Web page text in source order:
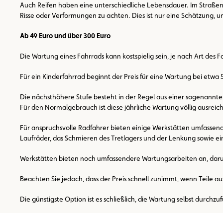
Auch Reifen haben eine unterschiedliche Lebensdauer. Im
Risse oder Verformungen zu achten. Dies ist nur eine
Ab 49 Euro und über 300 Euro
Die Wartung eines Fahrrads kann kostspielig sein, je nach Art des
Für ein Kinderfahrrad beginnt der Preis für eine Wartung bei
Die nächsthöhere Stufe besteht in der Regel aus einer
Für den Normalgebrauch ist diese jährliche Wartung völlig
Für anspruchsvolle Radfahrer bieten einige Werkstätten
Laufräder, das Schmieren des Tretlagers und der Lenkung sowie
Werkstätten bieten noch umfassendere Wartungsarbeiten an,
Beachten Sie jedoch, dass der Preis schnell zunimmt, wenn Teile
Die günstigste Option ist es schließlich, die Wartung selbst